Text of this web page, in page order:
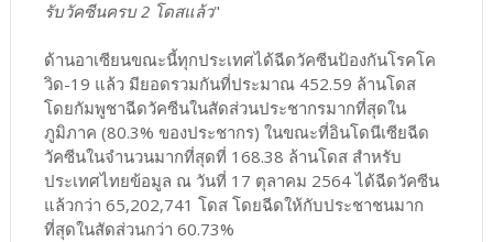
รับวัคซีนครบ 2 โดสแล้ว"
ด้านอาเซียนขณะนี้ทุกประเทศได้ฉีดวัคซีนป้องกันโรคโค
วิด-19 แล้ว มียอดรวมกันที่ประมาณ 452.59 ล้านโดส
โดยกัมพูชาฉีดวัคซีนในสัดส่วนประชากรมากที่สุดใน
ภูมิภาค (80.3% ของประชากร) ในขณะที่อินโดนีเซียฉีด
วัคซีนในจำนวนมากที่สุดที่ 168.38 ล้านโดส สำหรับ
ประเทศไทยข้อมูล ณ วันที่ 17 ตุลาคม 2564 ได้ฉีดวัคซีน
แล้วกว่า 65,202,741 โดส โดยฉีดให้กับประชาชนมาก
ที่สุดในสัดส่วนกว่า 60.73%